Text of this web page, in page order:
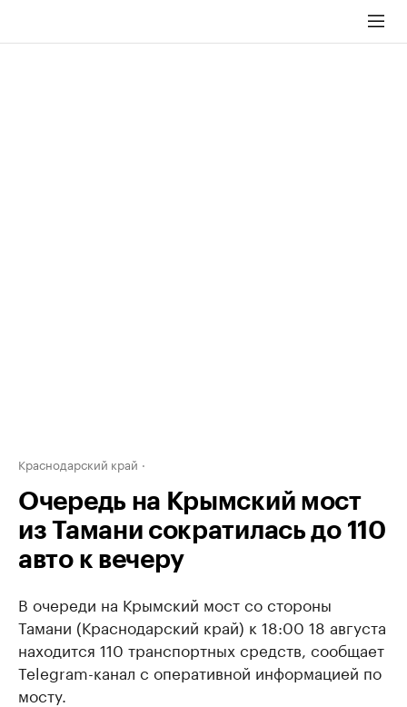
Краснодарский край
Очередь на Крымский мост
из Тамани сократилась до 110
авто к вечеру
В очереди на Крымский мост со стороны
Тамани (Краснодарский край) к 18:00 18 августа
находится 110 транспортных средств, сообщает
Telegram-канал с оперативной информацией по
мосту.